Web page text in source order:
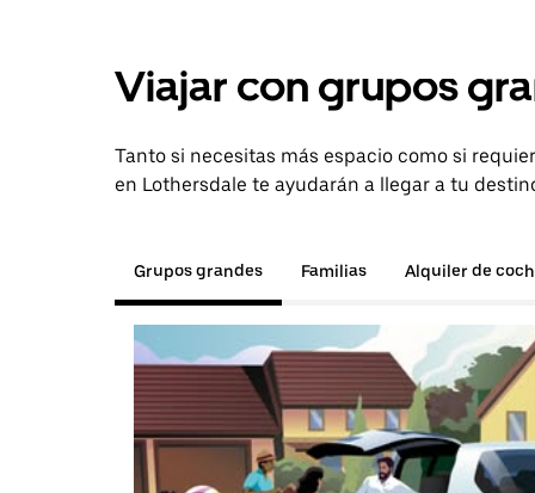
Viajar con grupos
Tanto si necesitas más espacio como si
en Lothersdale te ayudarán a llegar a tu
Grupos grandes Familias Alquiler de